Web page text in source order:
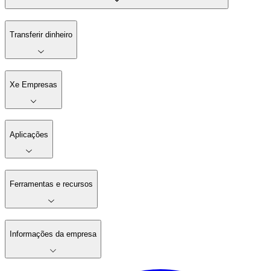
Transferir dinheiro
Xe Empresas
Aplicações
Ferramentas e recursos
Informações da empresa